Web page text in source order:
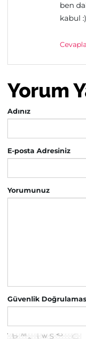
ben
kabul :)
Cevapla
Yorum
Adınız
E-posta Adresiniz
Yorumunuz
Güvenlik